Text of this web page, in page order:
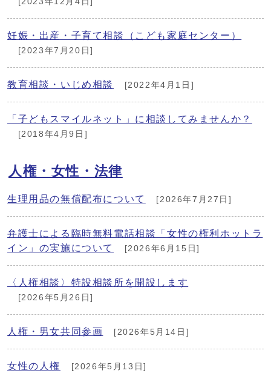
妊娠・出産・子育て相談（こども家庭センター）
[2023年7月20日]
教育相談・いじめ相談 [2022年4月1日]
「子どもスマイルネット」に相談してみませんか？
[2018年4月9日]
人権・女性・法律
生理用品の無償配布について [2026年7月27日]
弁護士による臨時無料電話相談「女性の権利ホットラ
イン」の実施について
[2026年6月15日]
〈人権相談〉特設相談所を開設します
[2026年5月26日]
人権・男女共同参画 [2026年5月14日]
女性の人権 [2026年5月13日]